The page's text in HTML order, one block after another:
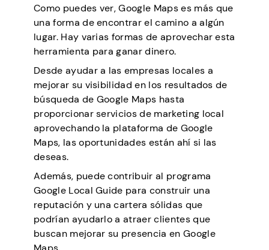
Como puedes ver, Google Maps es más que
una forma de encontrar el camino a algún
lugar. Hay varias formas de aprovechar esta
herramienta para ganar dinero.
Desde ayudar a las empresas locales a
mejorar su visibilidad en los resultados de
búsqueda de Google Maps hasta
proporcionar servicios de marketing local
aprovechando la plataforma de Google
Maps, las oportunidades están ahí si las
deseas.
Además, puede contribuir al programa
Google Local Guide para construir una
reputación y una cartera sólidas que
podrían ayudarlo a atraer clientes que
buscan mejorar su presencia en Google